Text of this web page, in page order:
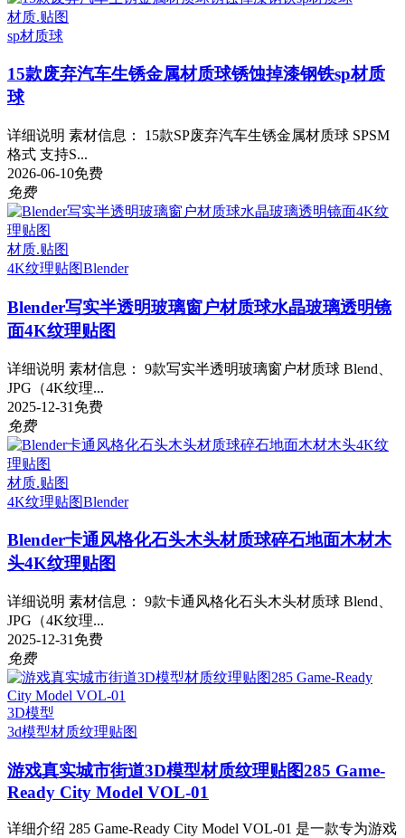
材质.贴图
sp材质球
15款废弃汽车生锈金属材质球锈蚀掉漆钢铁sp材质
球
详细说明 素材信息： 15款SP废弃汽车生锈金属材质球 SPSM
格式 支持S...
2026-06-10免费
免费
材质.贴图
4K纹理贴图Blender
Blender写实半透明玻璃窗户材质球水晶玻璃透明镜
面4K纹理贴图
详细说明 素材信息： 9款写实半透明玻璃窗户材质球 Blend、
JPG（4K纹理...
2025-12-31 免费
免费
材质.贴图
4K纹理贴图Blender
Blender卡通风格化石头木头材质球碎石地面木材木
头4K纹理贴图
详细说明 素材信息： 9款卡通风格化石头木头材质球 Blend、
JPG（4K纹理...
2025-12-31 免费
免费
3D模型
3d模型材质纹理贴图
游戏真实城市街道3D模型材质纹理贴图285 Game-
Ready City Model VOL-01
详细介绍 285 Game-Ready City Model VOL-01 是一款专为游戏